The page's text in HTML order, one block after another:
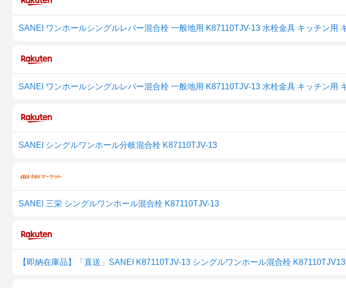
SANEI シングルワンホール分岐混合栓 K87110TJV-13
SANEI 三栄 シングルワンホール混合栓 K87110TJV-13
【即納在庫品】「直送」SANEI K87110TJV-13 シングルワンホール混合栓 K87110TJV13